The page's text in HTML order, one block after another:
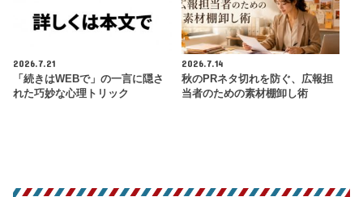
2026.7.21
「続きはWEBで」の一言に隠さ
れた巧妙な心理トリック
2026.7.14
秋のPRネタ切れを防ぐ、広報担
当者のための素材棚卸し術